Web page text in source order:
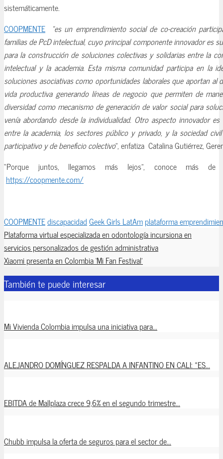
sistemáticamente.
COOPMENTE
“es un emprendimiento social de co-creación
familias de PcD intelectual, cuyo principal componente innovador es
para la construcción de soluciones colectivas y solidarias entre la
intelectual y la academia. Esta misma comunidad participa en la
soluciones asociativas como oportunidades laborales que aportan al
vida productiva generando líneas de negocio que permiten de
diversidad como mecanismo de generación de valor social para
venía abordando desde la individualidad. Otro aspecto innovador
entre la academia, los sectores público y privado, y la sociedad
participativo y de beneficio colectivo”, enfatiza Catalina Gutiérrez,
“Porque juntos, llegamos más lejos”, conoce más de
https://coopmente.com/
COOPMENTEdiscapacidadGeek Girls LatAmplataforma
Plataforma virtual especializada en odontología incursiona en
servicios personalizados de gestión administrativa
Xiaomi presenta en Colombia ‘Mi Fan Festival’
También te puede interesar
Mi Vivienda Colombia impulsa una iniciativa para...
ALEJANDRO DOMÍNGUEZ RESPALDA A INFANTINO EN CALI: «ES...
EBITDA de Mallplaza crece 9,6% en el segundo trimestre...
Chubb impulsa la oferta de seguros para el sector de...